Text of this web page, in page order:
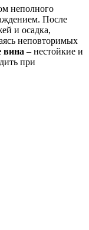
неполного
После
и осадка,
неповторимых
вина – нестойкие и
при